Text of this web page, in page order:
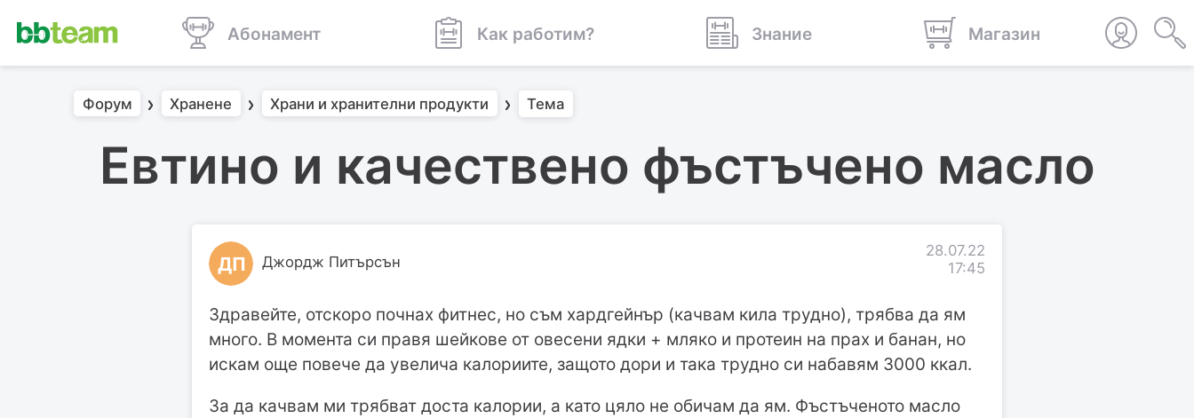
Абонамент Как работим? Знание Магазин
Форум Хранене Храни и хранителни продукти Тема
Евтино и качествено фъстъчено масло
ДП Джордж Питърсън
28.07.22
17:45
Здравейте, отскоро почнах фитнес, но съм хардгейнър (качвам кила трудно), трябва да ям
много. В момента си правя шейкове от овесени ядки + мляко и протеин на прах и банан, но
искам още повече да увелича калориите, защото дори и така трудно си набавям 3000 ккал.
За да качвам ми трябват доста калории, а като цяло не обичам да ям. Фъстъченото масло